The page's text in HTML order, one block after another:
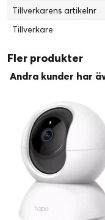
Operativsystem erfordras:
Färgkategori:
Flash-minne
Service och support
Tillverkarens artikelnr
Tillverkare
Fler produkter
Andra kunder har